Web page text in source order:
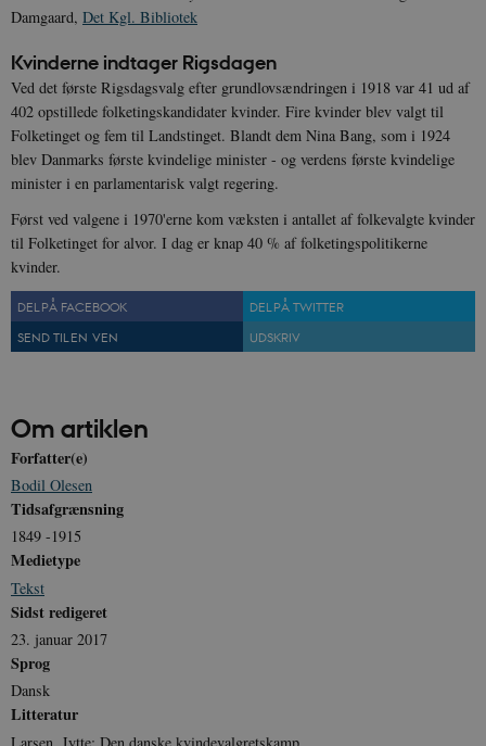
Damgaard, Det Kgl. Bibliotek
Kvinderne indtager Rigsdagen
Ved det første Rigsdagsvalg efter grundlovsændringen i 1918 var 41 ud af
402 opstillede folketingskandidater kvinder. Fire kvinder blev valgt til
Folketinget og fem til Landstinget. Blandt dem Nina Bang, som i 1924
blev Danmarks første kvindelige minister - og verdens første kvindelige
minister i en parlamentarisk valgt regering.
Først ved valgene i 1970'erne kom væksten i antallet af folkevalgte kvinder
til Folketinget for alvor. I dag er knap 40 % af folketingspolitikerne
kvinder.
DEL PÅ FACEBOOK
DEL PÅ TWITTER
SEND TIL EN VEN
UDSKRIV
Om artiklen
Forfatter(e)
Bodil Olesen
Tidsafgrænsning
1849 -1915
Medietype
Tekst
Sidst redigeret
23. januar 2017
Sprog
Dansk
Litteratur
Larsen, Jytte: Den danske kvindevalgretskamp